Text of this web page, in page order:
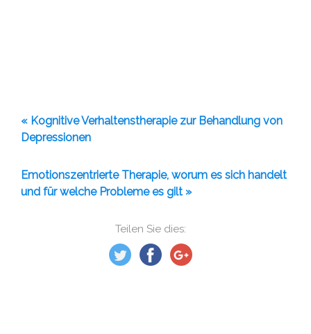
Teilen Sie dies:
« Kognitive Verhaltenstherapie zur Behandlung von
Depressionen
Emotionszentrierte Therapie, worum es sich handelt
und für welche Probleme es gilt »